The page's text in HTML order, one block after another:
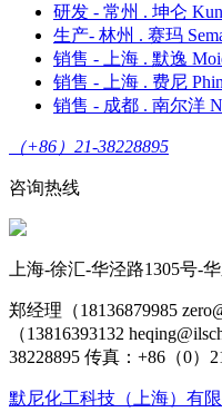
研发 - 常州 . 坤仑
生产- 林州 . 赛玛
销售 - 上海 . 默逸
销售 - 上海 . 费尼
销售 - 成都 . 南尔洋
（+86）21-38228895
咨询热线
上海-徐汇-华泾路1305号-
郑经理（18136879985
（13816393132
38228895 传真：+86（0）
默尼化工科技（上海）有限